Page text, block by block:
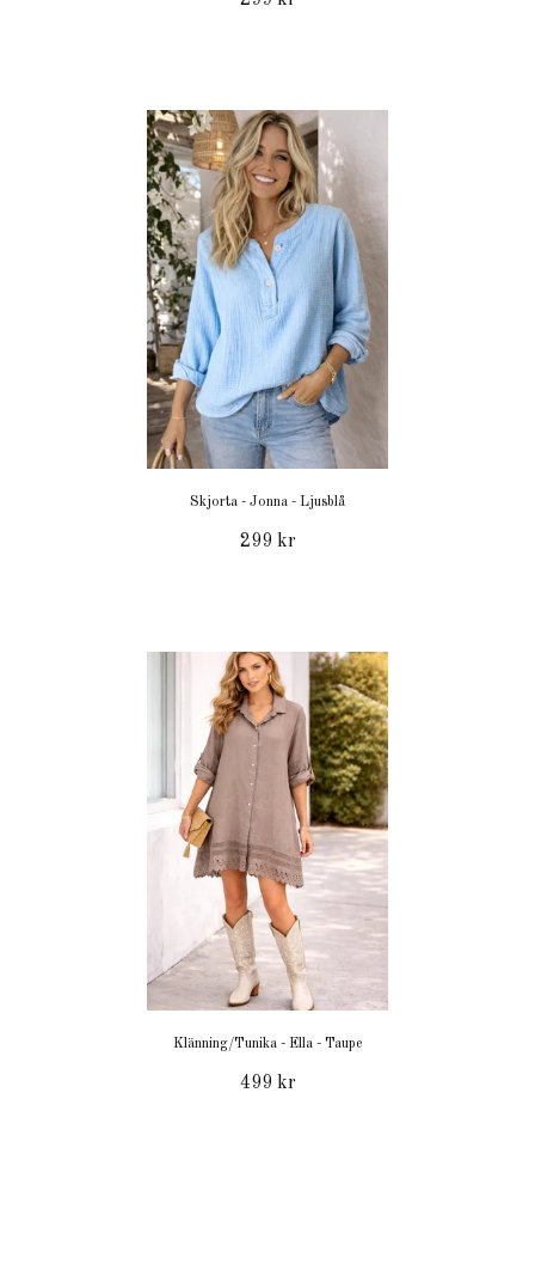
Skjorta - Jonna - Ljusblå
299 kr
Klänning/Tunika - Ella - Taupe
499 kr